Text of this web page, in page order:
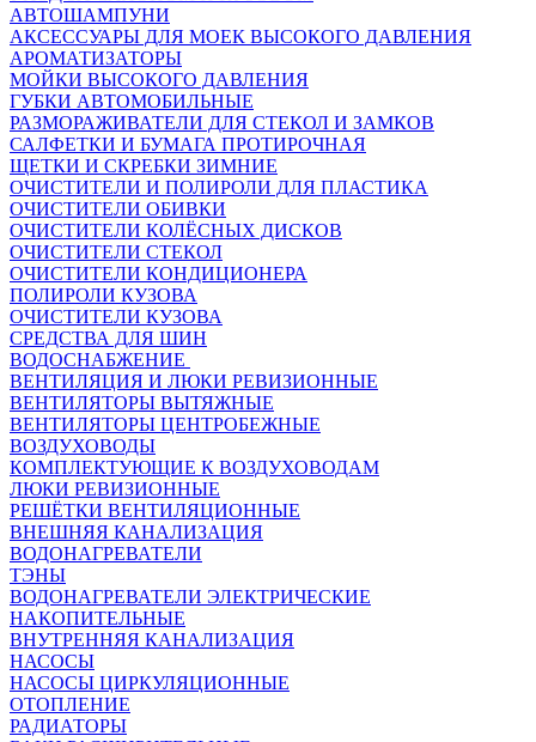
АВТОШАМПУНИ
АКСЕССУАРЫ ДЛЯ МОЕК ВЫСОКОГО ДАВЛЕНИЯ
АРОМАТИЗАТОРЫ
МОЙКИ ВЫСОКОГО ДАВЛЕНИЯ
ГУБКИ АВТОМОБИЛЬНЫЕ
РАЗМОРАЖИВАТЕЛИ ДЛЯ СТЕКОЛ И ЗАМКОВ
САЛФЕТКИ И БУМАГА ПРОТИРОЧНАЯ
ЩЕТКИ И СКРЕБКИ ЗИМНИЕ
ОЧИСТИТЕЛИ И ПОЛИРОЛИ ДЛЯ ПЛАСТИКА
ОЧИСТИТЕЛИ ОБИВКИ
ОЧИСТИТЕЛИ КОЛЁСНЫХ ДИСКОВ
ОЧИСТИТЕЛИ СТЕКОЛ
ОЧИСТИТЕЛИ КОНДИЦИОНЕРА
ПОЛИРОЛИ КУЗОВА
ОЧИСТИТЕЛИ КУЗОВА
СРЕДСТВА ДЛЯ ШИН
ВОДОСНАБЖЕНИЕ
ВЕНТИЛЯЦИЯ И ЛЮКИ РЕВИЗИОННЫЕ
ВЕНТИЛЯТОРЫ ВЫТЯЖНЫЕ
ВЕНТИЛЯТОРЫ ЦЕНТРОБЕЖНЫЕ
ВОЗДУХОВОДЫ
КОМПЛЕКТУЮЩИЕ К ВОЗДУХОВОДАМ
ЛЮКИ РЕВИЗИОННЫЕ
РЕШЁТКИ ВЕНТИЛЯЦИОННЫЕ
ВНЕШНЯЯ КАНАЛИЗАЦИЯ
ВОДОНАГРЕВАТЕЛИ
ТЭНЫ
ВОДОНАГРЕВАТЕЛИ ЭЛЕКТРИЧЕСКИЕ
НАКОПИТЕЛЬНЫЕ
ВНУТРЕННЯЯ КАНАЛИЗАЦИЯ
НАСОСЫ
НАСОСЫ ЦИРКУЛЯЦИОННЫЕ
ОТОПЛЕНИЕ
РАДИАТОРЫ